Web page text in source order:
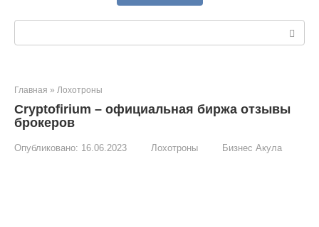
Главная » Лохотроны
Cryptofirium – официальная биржа отзывы
брокеров
Опубликовано: 16.06.2023 Лохотроны Бизнес Акула